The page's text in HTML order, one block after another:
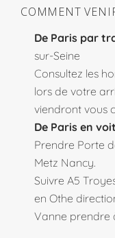
COMMENT
De Paris par
sur-Seine
Consultez les
lors de votre
viendront vous
De Paris en
Prendre Porte
Metz Nancy.
Suivre A5
en Othe
Vanne prendre